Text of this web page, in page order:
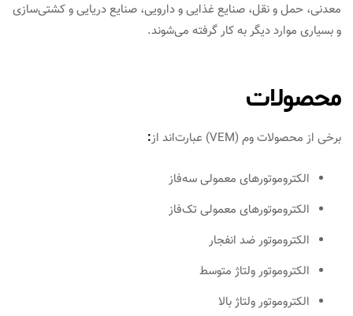
معدنی، حمل و نقل، صنایع غذایی و دارویی، صنایع دریایی و کشتی‌سازی
و بسیاری موارد دیگر به کار گرفته می‌شوند.
محصولات
برخی از محصولات وم (VEM) عبارت‌اند از :
الکتروموتورهای معمولی سه‌فاز
الکتروموتورهای معمولی تک‌فاز
الکتروموتور ضد انفجار
الکتروموتور ولتاژ متوسط
الکتروموتور ولتاژ بالا